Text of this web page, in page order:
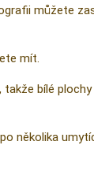
můžete
mít.
bílé
několika